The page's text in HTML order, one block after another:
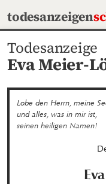
todesanzeigen
Todesanzeige
Eva Meier-
Lobe den Herrn, meine
und alles, was in mir ist,
seinen heiligen Namen!
Eva